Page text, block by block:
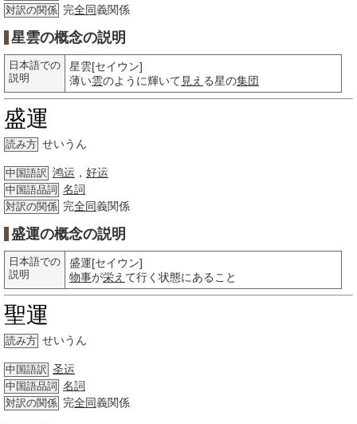
対訳の関係 完全同義関係
星雲の概念の説明
日本語での
説明
星雲[セイウン]
薄い雲のように輝いて 見え る星の集団
盛運
読み方 せいうん
中国語訳 鸿运 ， 好运
中国語品詞 名詞
対訳の関係 完全同義関係
盛運の概念の説明
日本語での
説明
盛運[セイウン]
物事が栄え て行く状態にあること
聖運
読み方 せいうん
中国語訳 圣运
中国語品詞 名詞
対訳の関係 完全同義関係